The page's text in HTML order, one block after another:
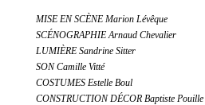
MISE EN SCÈNE Marion Lévêque
SCÉNOGRAPHIE Arnaud Chevalier
LUMIÈRE Sandrine Sitter
SON Camille Vitté
COSTUMES Estelle Boul
CONSTRUCTION DÉCOR Baptiste Pouille